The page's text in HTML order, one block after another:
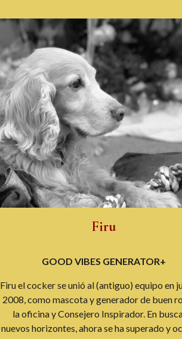
Firu
GOOD VIBES GENERATOR+
Firu el cocker se unió al (antiguo) equipo en
2008, como mascota y generador de buen
la oficina y Consejero Inspirador. En
nuevos horizontes, ahora se ha superado y